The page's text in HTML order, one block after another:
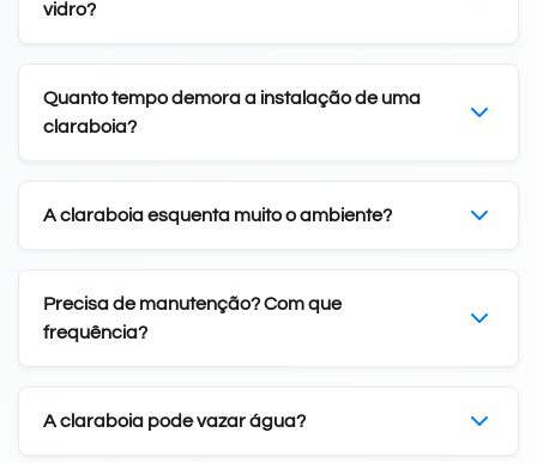
vidro?
Quanto tempo demora a instalação de uma
claraboia?
A claraboia esquenta muito o ambiente?
Precisa de manutenção? Com que
frequência?
A claraboia pode vazar água?